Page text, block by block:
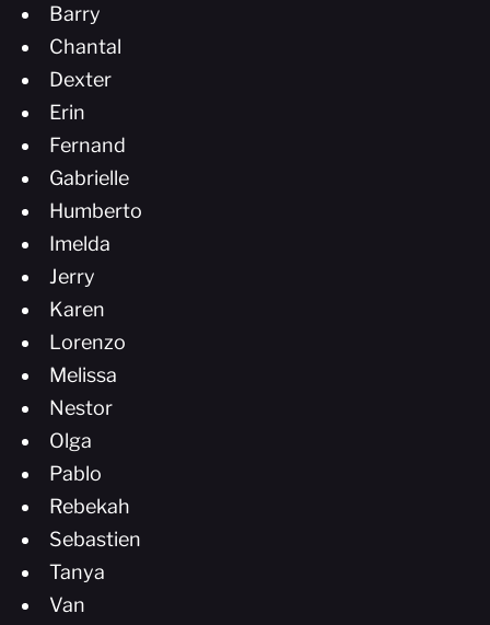
Barry
Chantal
Dexter
Erin
Fernand
Gabrielle
Humberto
Imelda
Jerry
Karen
Lorenzo
Melissa
Nestor
Olga
Pablo
Rebekah
Sebastien
Tanya
Van